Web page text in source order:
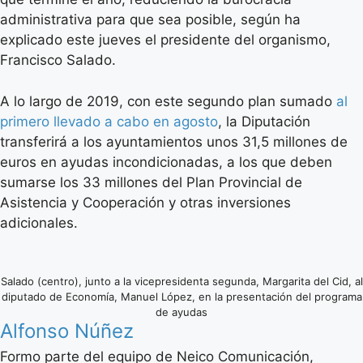
administrativa para que sea posible, según ha
explicado este jueves el presidente del organismo,
Francisco Salado.
A lo largo de 2019, con este segundo plan sumado al
primero llevado a cabo en agosto, la Diputación
transferirá a los ayuntamientos unos 31,5 millones de
euros en ayudas incondicionadas, a los que deben
sumarse los 33 millones del Plan Provincial de
Asistencia y Cooperación y otras inversiones
adicionales.
Salado (centro), junto a la vicepresidenta segunda, Margarita del Cid, al
diputado de Economía, Manuel López, en la presentación del programa
de ayudas
Alfonso Núñez
Formo parte del equipo de Neico Comunicación,